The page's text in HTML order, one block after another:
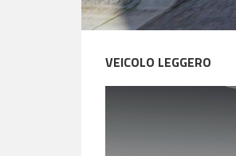
VEICOLO LEGGERO